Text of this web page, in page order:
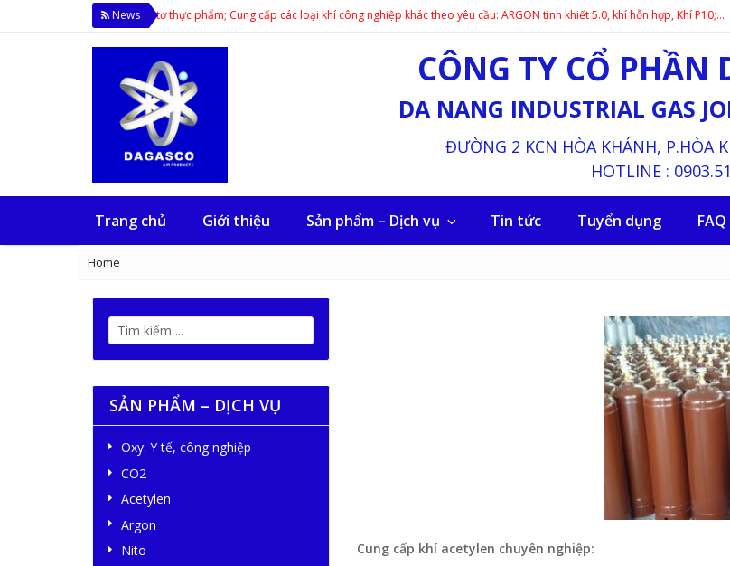
News
sản xuất CO2, Ni-tơ thực phẩm; Cung cấp các loại khí công nghiệp khác theo yêu cầu: ARGON tinh khiết 5.0, khí hỗn hợp, Khí P10;…
CÔNG TY CỔ
DA NANG INDUSTRIAL GAS
ĐƯỜNG 2 KCN HÒA KHÁNH, P.HÒA
HOTLINE :
Trang chủ Giới thiệu Sản phẩm – Dịch vụ Tin tức Tuyển dụng FAQ
Home
Cung cấp khí acetylen chuyên nghiệp:
SẢN PHẨM – DỊCH VỤ
Oxy: Y tế, công nghiệp
CO2
Acetylen
Argon
Nito